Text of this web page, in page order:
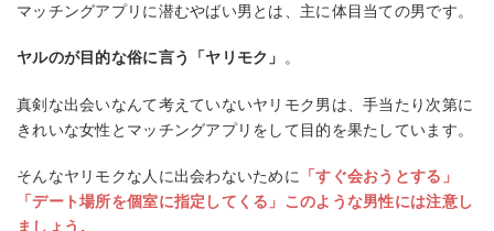
マッチングアプリに潜むやばい男とは、主に体目当ての男です。
ヤルのが目的な俗に言う「ヤリモク」 。
真剣な出会いなんて考えていないヤリモク男は、手当たり次第に
きれいな女性とマッチングアプリをして目的を果たしています。
そんなヤリモクな人に出会わないために 「すぐ会おうとする」
「デート場所を個室に指定してくる」このような男性には注意し
ましょう。